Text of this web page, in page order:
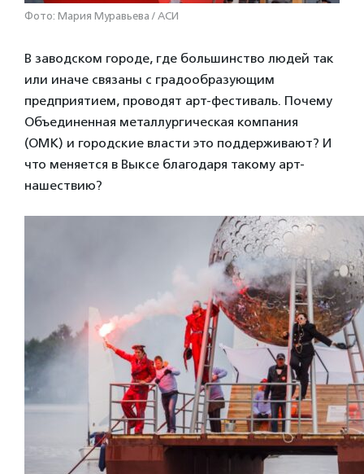
Фото: Мария Муравьева / АСИ
В заводском городе, где большинство людей так
или иначе связаны с градообразующим
предприятием, проводят арт-фестиваль. Почему
Объединенная металлургическая компания
(ОМК) и городские власти это поддерживают? И
что меняется в Выксе благодаря такому арт-
нашествию?